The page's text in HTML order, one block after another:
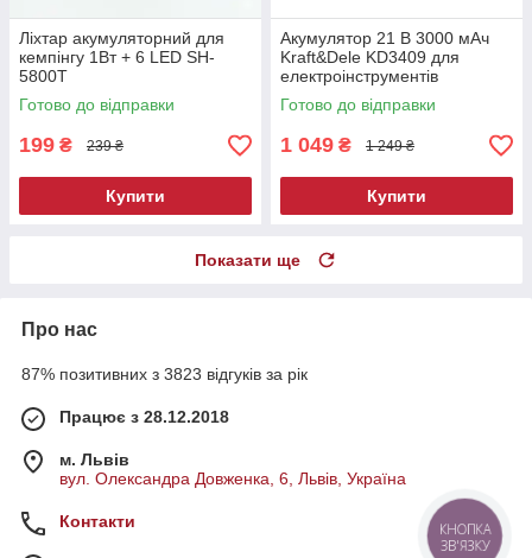
Ліхтар акумуляторний для
кемпінгу 1Вт + 6 LED SH-
5800T
Готово до відправки
199 ₴ 239 ₴
Купити
Акумулятор 21 В 3000 мАч
Kraft&Dele KD3409 для
електроінструментів
Готово до відправки
1 049 ₴ 1 249 ₴
Купити
Показати ще
Про нас
87% позитивних з 3823 відгуків за рік
Працює з 28.12.2018
м. Львів
вул. Олександра Довженка, 6, Львів, Україна
Контакти
КНОПКА
ЗВ'ЯЗКУ